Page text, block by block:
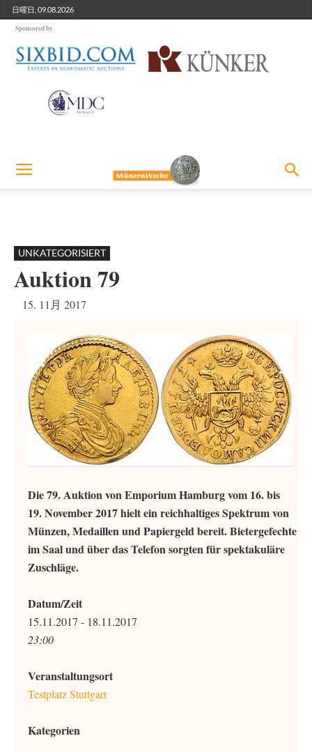
日曜日, 09.08.2026
Sponsored by
UNKATEGORISIERT
Auktion 79
15. 11月 2017
Die 79. Auktion von Emporium Hamburg vom 16. bis
19. November 2017 hielt ein reichhaltiges Spektrum von
Münzen, Medaillen und Papiergeld bereit. Bietergefechte
im Saal und über das Telefon sorgten für spektakuläre
Zuschläge.
Datum/Zeit
15.11.2017 - 18.11.2017
23:00
Veranstaltungsort
Testplatz Stuttgart
Kategorien